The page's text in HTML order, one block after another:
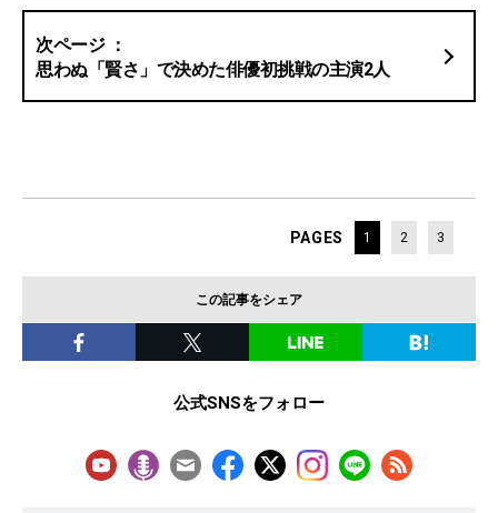
思わぬ「賢さ」で決めた俳優初挑戦の主演2人
PAGES 1 2 3
この記事をシェア
公式SNSをフォロー